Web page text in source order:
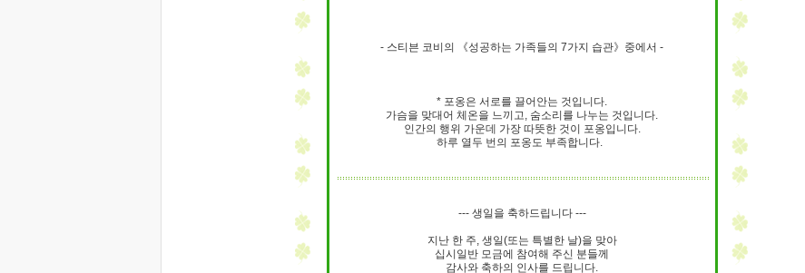
- 스티븐 코비의 《성공하는 가족들의 7가지 습관》중에서 -
* 포옹은 서로를 끌어안는 것입니다.
가슴을 맞대어 체온을 느끼고, 숨소리를 나누는 것입니다.
인간의 행위 가운데 가장 따뜻한 것이 포옹입니다.
하루 열두 번의 포옹도 부족합니다.
--- 생일을 축하드립니다 ---
지난 한 주, 생일(또는 특별한 날)을 맞아
십시일반 모금에 참여해 주신 분들께
감사와 축하의 인사를 드립니다.